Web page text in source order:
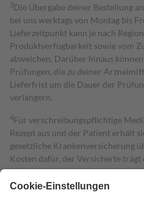
3Die Übergabe deiner Bestellung
bei uns werktags von Montag bis
Lieferzeitpunkt kann je nach
Produktverfügbarkeit sowie vom
abweichen. Darüber hinaus
Prüfungen, die zu deiner
Lieferfrist um die Dauer der
verlängern.
4Für verschreibungspflichtige
Rezept aus und der Patient erhält
gesetzliche Krankenversicherung
Kosten dafür, der Versicherte trägt
mit.
Grundsätzlich leisten Mitglieder